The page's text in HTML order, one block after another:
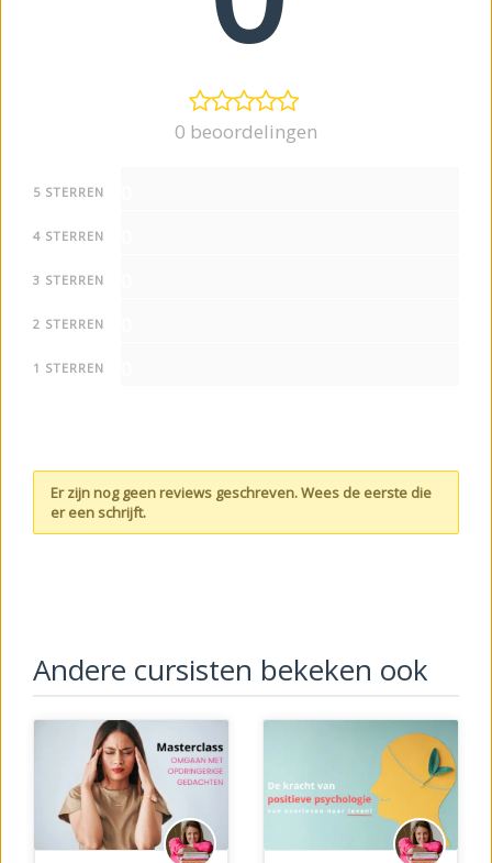
0 beoordelingen
5 STERREN
4 STERREN
3 STERREN
2 STERREN
1 STERREN
Er zijn nog geen reviews geschreven. Wees de eerste die
er een schrijft.
Andere cursisten bekeken ook